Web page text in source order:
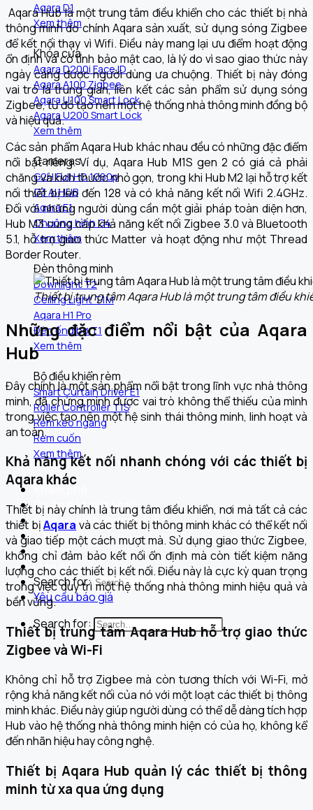
Aqara D1
Xem thêm
Khóa cửa
Aqara D200i Face ID
Aqara A100 Zigbee
Aqara U100 Smart Lock
Aqara U200 Smart Lock
Xem thêm
Cameras
G2H Full HD 1080p
G3 AI HUB
Aqara E1
Chuông hình G4
Xem thêm
Đèn thông minh
Downlight T2
Ceiling Light T1M
Aqara H1 Pro
Đèn ống bơ T1
Xem thêm
Bộ điều khiển rèm
Smart Curtain Driver E1
Roller Controller T1S
Rèm kéo ngang
Rèm cuốn
Xem thêm
Khám phá
Dự án đã triển khai
Câu chuyện thương hiệu
Tài liệu
Tin tức
Liên hệ
Search for:
Yêu cầu báo giá
Search for:
Aqara Hub là một trung tâm điều khiển cho các thiết bị nhà
thông minh do chính Aqara sản xuất, sử dụng sóng Zigbee
để kết nối thay vì Wifi. Điều này mang lại ưu điểm hoạt động
ổn định và có tính bảo mật cao, là lý do vì sao giao thức này
ngày càng được người dùng ưa chuộng. Thiết bị này đóng
vai trò là trung gian, liên kết các sản phẩm sử dụng sóng
Zigbee, từ đó tạo nên một hệ thống nhà thông minh đồng bộ
và hiệu quả.
Các sản phẩm Aqara Hub khác nhau đều có những đặc điểm
nổi bật riêng. Ví dụ, Aqara Hub M1S gen 2 có giá cả phải
chăng và kích thước nhỏ gọn, trong khi Hub M2 lại hỗ trợ kết
nối thiết bị lên đến 128 và có khả năng kết nối Wifi 2.4GHz.
Đối với những người dùng cần một giải pháp toàn diện hơn,
Hub M3 cung cấp khả năng kết nối Zigbee 3.0 và Bluetooth
5.1, hỗ trợ giao thức Matter và hoạt động như một Thread
Border Router.
Thiết bị trung tâm Aqara Hub là một trung tâm điều
Những đặc điểm nổi bật của Aqara
Hub
Đây chính là một sản phẩm nổi bật trong lĩnh vực nhà thông
minh, đã chứng minh được vai trò không thể thiếu của mình
trong việc tạo nên một hệ sinh thái thông minh, linh hoạt và
an toàn.
Khả năng kết nối nhanh chóng với các thiết bị
Aqara khác
Thiết bị này chính là trung tâm điều khiển, nơi mà tất cả các
thiết bịAqara và các thiết bị thông minh khác có thể kết nối
và giao tiếp một cách mượt mà. Sử dụng giao thức Zigbee,
không chỉ đảm bảo kết nối ổn định mà còn tiết kiệm năng
lượng cho các thiết bị kết nối. Điều này là cực kỳ quan trọng
trong việc duy trì một hệ thống nhà thông minh hiệu quả và
bền vững.
Thiết bị trung tâm Aqara Hub hỗ trợ giao thức
Zigbee và Wi-Fi
Không chỉ hỗ trợ Zigbee mà còn tương thích với Wi-Fi, mở
rộng khả năng kết nối của nó với một loạt các thiết bị thông
minh khác. Điều này giúp người dùng có thể dễ dàng tích hợp
Hub vào hệ thống nhà thông minh hiện có của họ, không kể
đến nhãn hiệu hay công nghệ.
Thiết bị Aqara Hub quản lý các thiết bị thông
minh từ xa qua ứng dụng